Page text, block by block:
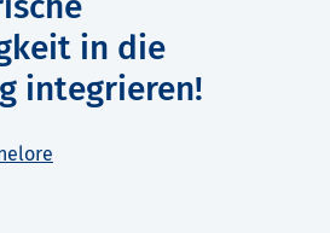
in die
integrieren!